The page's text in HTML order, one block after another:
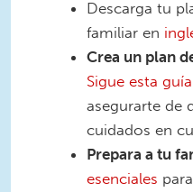
Descarga tu
familiar en
Crea un plan
Sigue esta
asegurarte de
cuidados en
Prepara a tu
esenciales